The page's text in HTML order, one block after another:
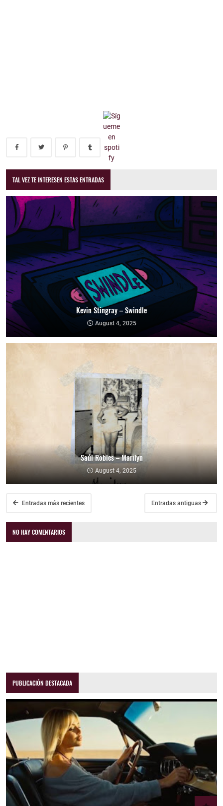
TAL VEZ TE INTERESEN ESTAS ENTRADAS
Kevin Stingray – Swindle
August 4, 2025
Saúl Robles – Marilyn
August 4, 2025
Entradas más recientes Entradas antiguas
NO HAY COMENTARIOS
PUBLICACIÓN DESTACADA